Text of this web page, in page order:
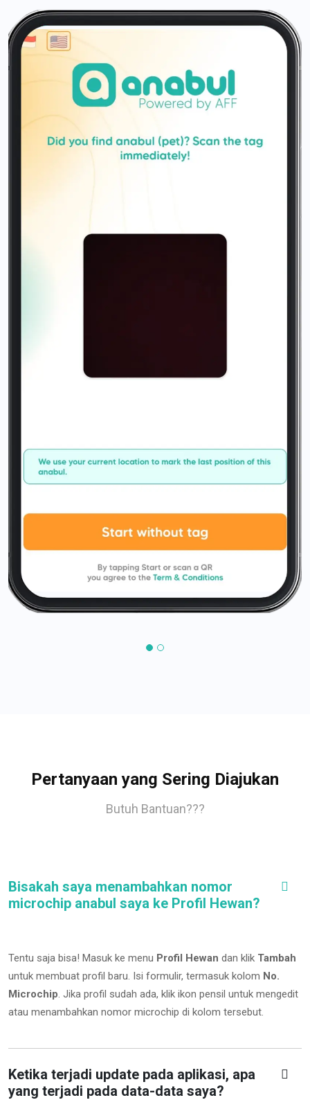
Pertanyaan yang Sering Diajukan
Butuh Bantuan???
Bisakah saya menambahkan nomor
microchip anabul saya ke Profil Hewan?
Tentu saja bisa! Masuk ke menu Profil Hewan dan klik Tambah
untuk membuat profil baru. Isi formulir, termasuk kolom No.
Microchip. Jika profil sudah ada, klik ikon pensil untuk mengedit
atau menambahkan nomor microchip di kolom tersebut.
Ketika terjadi update pada aplikasi, apa
yang terjadi pada data-data saya?